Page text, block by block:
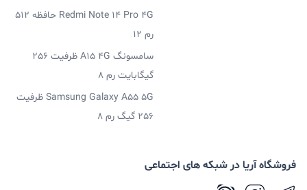
Redmi Note 14 Pro 4G حافظه 512
رم 12
سامسونگ A15 4G ظرفیت 256
گیگابایت رم 8
Samsung Galaxy A55 5G ظرفیت
256 گیگ رم 8
فروشگاه آریا در شبکه های اجتماعی